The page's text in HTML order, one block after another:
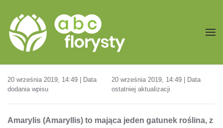
Przejdź do treści głównej
20 września 2019, 14:49 | Data
dodania wpisu
20 września 2019, 14:49 | Data
ostatniej aktualizacji
Amarylis (Amaryllis) to mająca jeden gatunek roślina, z